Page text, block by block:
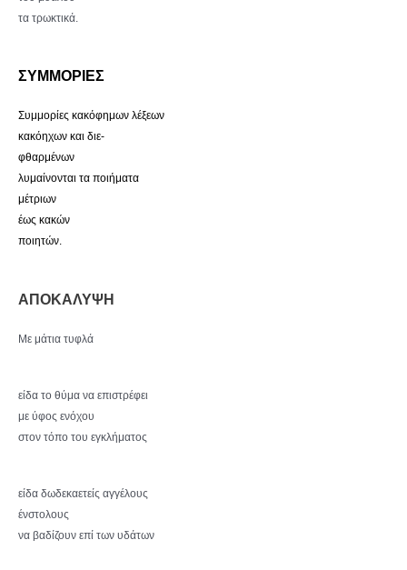
τα τρωκτικά.
ΣΥΜΜΟΡΙΕΣ
Συμμορίες κακόφημων λέξεων
κακόηχων και διε-
φθαρμένων
λυμαίνονται τα ποιήματα
μέτριων
έως κακών
ποιητών.
ΑΠΟΚΑΛΥΨΗ
Με μάτια τυφλά
είδα το θύμα να επιστρέφει
με ύφος ενόχου
στον τόπο του εγκλήματος
είδα δωδεκαετείς αγγέλους
ένστολους
να βαδίζουν επί των υδάτων